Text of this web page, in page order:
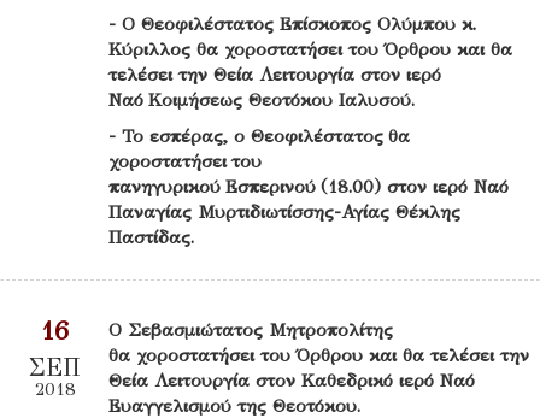
- Ο Θεοφιλέστατος Επίσκοπος Ολύμπου κ.
Κύριλλος θα χοροστατήσει του Όρθρου και θα
τελέσει την Θεία Λειτουργία στον ιερό
Ναό Κοιμήσεως Θεοτόκου Ιαλυσού.
- Το εσπέρας, ο Θεοφιλέστατος θα
χοροστατήσει του
πανηγυρικού Εσπερινού (18.00) στον ιερό Ναό
Παναγίας Μυρτιδιωτίσσης-Αγίας Θέκλης
Παστίδας.
16
ΣΕΠ
2018
Ο Σεβασμιώτατος Μητροπολίτης
θα χοροστατήσει του Όρθρου και θα τελέσει την
Θεία Λειτουργία στον Καθεδρικό ιερό Ναό
Ευαγγελισμού της Θεοτόκου.